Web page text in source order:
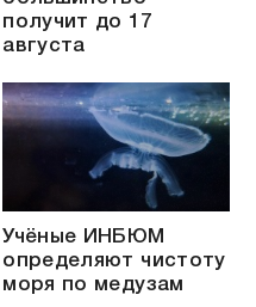
получит до 17
августа
Учёные ИНБЮМ
определяют чистоту
моря по медузам